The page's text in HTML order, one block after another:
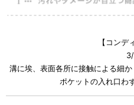
【コンデ
溝に埃、表面各所に接触による細
ポケットの入れ口わ